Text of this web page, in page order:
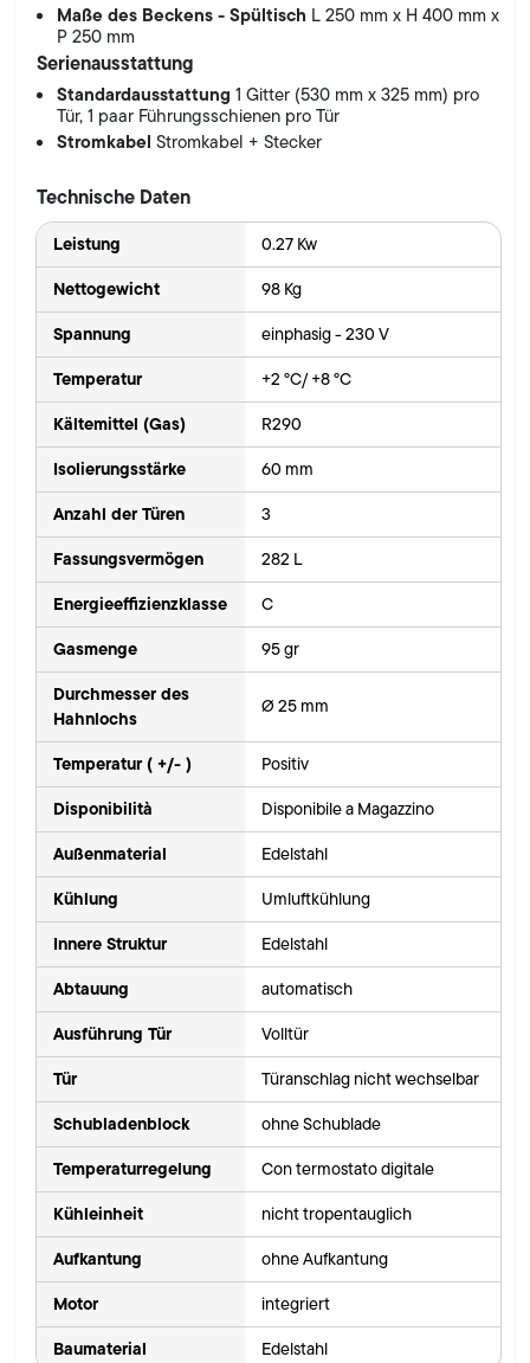
Maße des Beckens - Spültisch L 250 mm x H 400 mm x
P 250 mm
Serienausstattung
Standardausstattung1 Gitter (530 mm x 325 mm) pro
Tür, 1 paar Führungsschienen pro Tür
StromkabelStromkabel + Stecker
Technische Daten
Leistung 0.27 Kw
Nettogewicht 98 Kg
Spannung einphasig - 230 V
Temperatur +2 °C/ +8 °C
Kältemittel (Gas) R290
Isolierungsstärke 60 mm
Anzahl der Türen 3
Fassungsvermögen 282 L
Energieeffizienzklasse C
Gasmenge 95 gr
Durchmesser des
Hahnlochs
Ø 25 mm
Temperatur ( +/- ) Positiv
Disponibilità Disponibile a Magazzino
Außenmaterial Edelstahl
Kühlung Umluftkühlung
Innere Struktur Edelstahl
Abtauung automatisch
Ausführung Tür Volltür
Tür Türanschlag nicht wechselbar
Schubladenblock ohne Schublade
Temperaturregelung Con termostato digitale
Kühleinheit nicht tropentauglich
Aufkantung ohne Aufkantung
Motor integriert
Baumaterial Edelstahl